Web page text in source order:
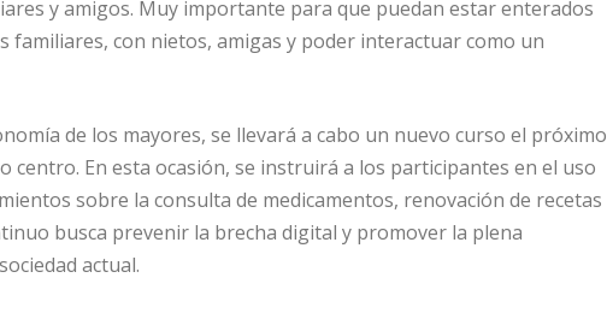
y amigos. Muy importante para que puedan estar enterados
familiares, con nietos, amigas y poder interactuar como un
de los mayores, se llevará a cabo un nuevo curso el próximo
centro. En esta ocasión, se instruirá a los participantes en el uso
sobre la consulta de medicamentos, renovación de recetas
busca prevenir la brecha digital y promover la plena
actual.